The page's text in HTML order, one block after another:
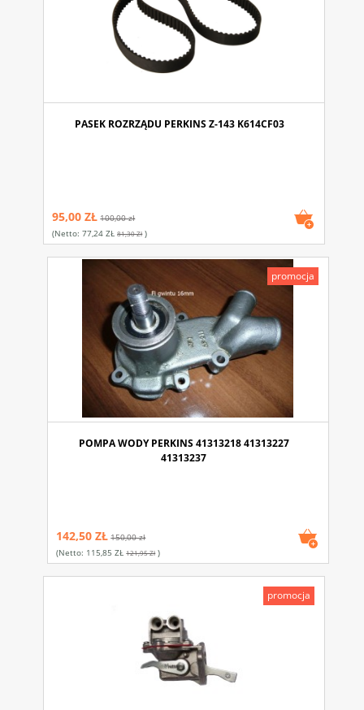
PASEK ROZRZĄDU PERKINS Z-143 K614CF03
95,00 ZŁ 100,00 zł
(netto:77,24 ZŁ 81,30 Zł)
POMPA WODY PERKINS 41313218 41313227
41313237
142,50 ZŁ 150,00 zł
(netto: 115,85 ZŁ 121,95 Zł)
promocja
promocja